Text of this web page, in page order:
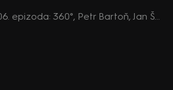
24. série, 306. epizoda: 360°, Petr Bartoň, Jan Švejnar, Milan Bednář, Vladimír Pikora - 1.11. v 21:30